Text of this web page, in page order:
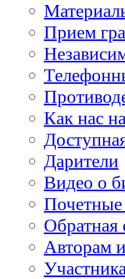
Прием
Как нас
Дарители
Видео о
Почетные
Обратная
Авторам